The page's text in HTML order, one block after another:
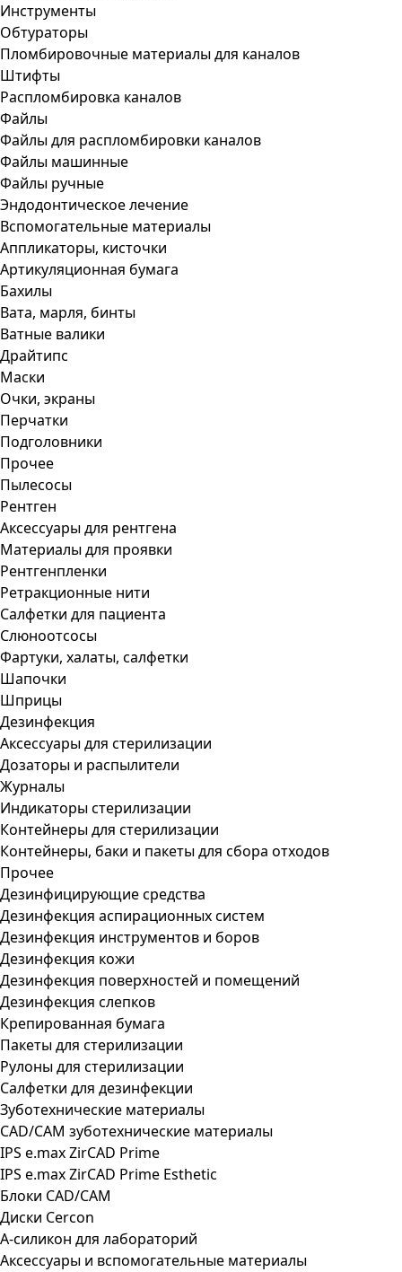
Инструменты
Обтураторы
Пломбировочные материалы для каналов
Штифты
Распломбировка каналов
Файлы
Файлы для распломбировки каналов
Файлы машинные
Файлы ручные
Эндодонтическое лечение
Вспомогательные материалы
Аппликаторы, кисточки
Артикуляционная бумага
Бахилы
Вата, марля, бинты
Ватные валики
Драйтипс
Маски
Очки, экраны
Перчатки
Подголовники
Прочее
Пылесосы
Рентген
Аксессуары для рентгена
Материалы для проявки
Рентгенпленки
Ретракционные нити
Салфетки для пациента
Слюноотсосы
Фартуки, халаты, салфетки
Шапочки
Шприцы
Дезинфекция
Аксессуары для стерилизации
Дозаторы и распылители
Журналы
Индикаторы стерилизации
Контейнеры для стерилизации
Контейнеры, баки и пакеты для сбора отходов
Прочее
Дезинфицирующие средства
Дезинфекция аспирационных систем
Дезинфекция инструментов и боров
Дезинфекция кожи
Дезинфекция поверхностей и помещений
Дезинфекция слепков
Крепированная бумага
Пакеты для стерилизации
Рулоны для стерилизации
Салфетки для дезинфекции
Зуботехнические материалы
CAD/CAM зуботехнические материалы
IPS e.max ZirCAD Prime
IPS e.max ZirCAD Prime Esthetic
Блоки CAD/CAM
Диски Cercon
А-силикон для лабораторий
Аксессуары и вспомогательные материалы